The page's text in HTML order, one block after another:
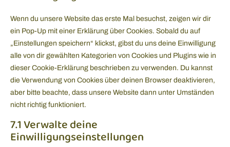
Wenn du unsere Website das erste Mal besuchst, zeigen wir dir
ein Pop-Up mit einer Erklärung über Cookies. Sobald du auf
„Einstellungen speichern“ klickst, gibst du uns deine Einwilligung
alle von dir gewählten Kategorien von Cookies und Plugins wie in
dieser Cookie-Erklärung beschrieben zu verwenden. Du kannst
die Verwendung von Cookies über deinen Browser deaktivieren,
aber bitte beachte, dass unsere Website dann unter Umständen
nicht richtig funktioniert.
7.1 Verwalte deine
Einwilligungseinstellungen